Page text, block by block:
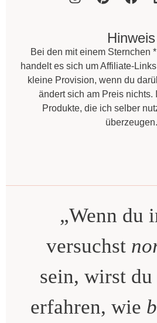
Hinweis
Bei den mit einem Sternchen
handelt es sich um Affiliate-
kleine Provision, wenn du
ändert sich am Preis nichts.
Produkte, die ich selber
überzeugen.
„Wenn du
versuchst
sein, wirst
erfahren, wie